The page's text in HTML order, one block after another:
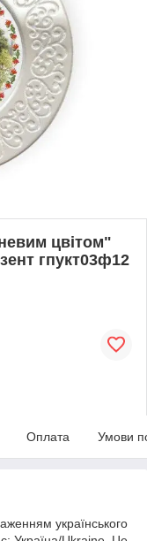
цвітом"
гпукт03ф12
Оплата Умови
українського